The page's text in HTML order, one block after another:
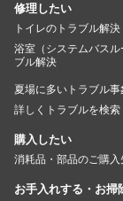
修理したい
トイレのトラブル解決
浴室（システムバスル
ブル解決
夏場に多いトラブル
詳しくトラブルを検索
購入したい
消耗品・部品のご購入
お手入れする・お掃